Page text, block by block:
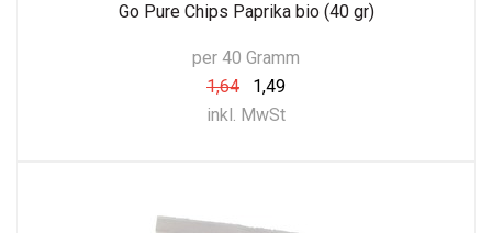
Go Pure Chips Paprika bio (40 gr)
per 40 Gramm
1,64
1,49
inkl. MwSt